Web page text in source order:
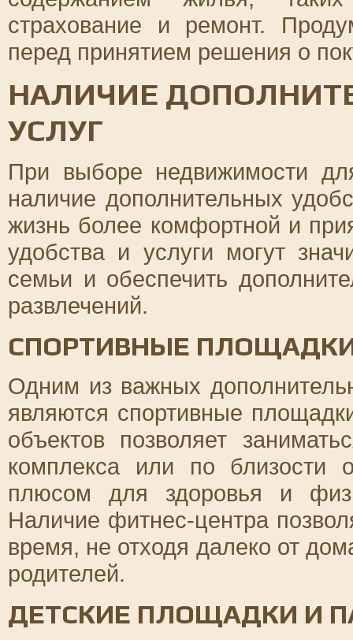
страхование и ремонт.
перед принятием решения о
НАЛИЧИЕ
УСЛУГ
При выборе недвижимости
наличие дополнительных
жизнь более комфортной и
удобства и услуги могут
семьи и обеспечить
развлечений.
СПОРТИВНЫЕ
Одним из важных
являются спортивные
объектов позволяет
комплекса или по близости
плюсом для здоровья и
Наличие фитнес-центра
время, не отходя далеко от
родителей.
ДЕТСКИЕ ПЛОЩАДКИ И